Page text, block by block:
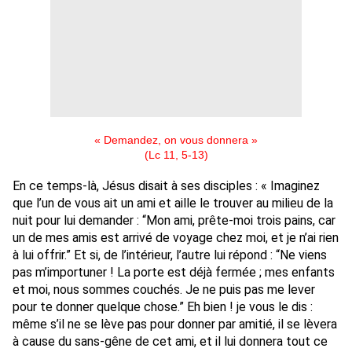
« Demandez, on vous donnera »
(Lc 11, 5-13)
En ce temps-là, Jésus disait à ses disciples : « Imaginez
que l’un de vous ait un ami et aille le trouver au milieu de la
nuit pour lui demander : “Mon ami, prête-moi trois pains, car
un de mes amis est arrivé de voyage chez moi, et je n’ai rien
à lui offrir.” Et si, de l’intérieur, l’autre lui répond : “Ne viens
pas m’importuner ! La porte est déjà fermée ; mes enfants
et moi, nous sommes couchés. Je ne puis pas me lever
pour te donner quelque chose.” Eh bien ! je vous le dis :
même s’il ne se lève pas pour donner par amitié, il se lèvera
à cause du sans-gêne de cet ami, et il lui donnera tout ce